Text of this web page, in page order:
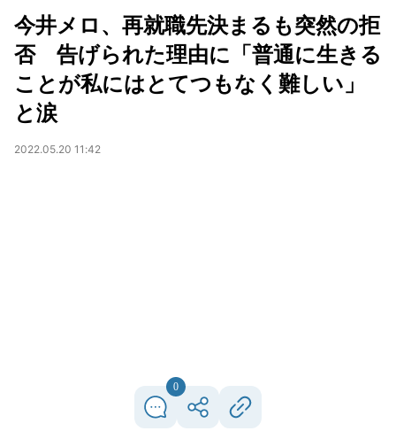
今井メロ、再就職先決まるも突然の拒
否 告げられた理由に「普通に生きる
ことが私にはとてつもなく難しい」
と涙
2022.05.20 11:42
0